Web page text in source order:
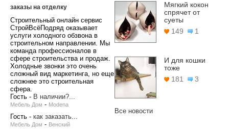
заказы на отделку
Строительный онлайн сервис
СтройВсёПодряд оказывает
услуги холодного обзвона в
строительном направлении. Мы
команда профессионалов в
сфере строительства и продаж.
Холодные звонки это очень
сложный вид маркетинга, но еще
сложнее это строительная
сфера.
Гость - В наличии?...
Мебель Дом - Modena
Гость - как заказать...
Мебель Дом - Венский
Мягкий кокон
спрячет от
суеты
149
1
И для кошки
тоже
181
3
Все новости